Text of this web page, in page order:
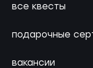
все квесты
подарочные
вакансии